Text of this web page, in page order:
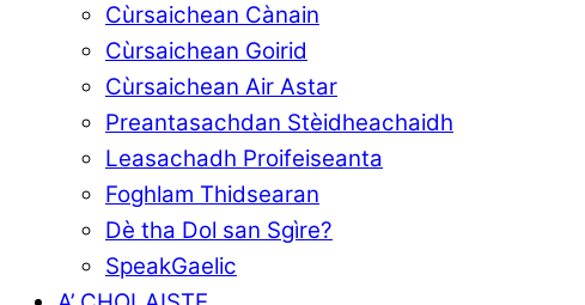
Cùrsaichean Cànain
Cùrsaichean Goirid
Cùrsaichean Air Astar
Preantasachdan Stèidheachaidh
Leasachadh Proifeiseanta
Foghlam Thidsearan
Dè tha Dol san Sgìre?
SpeakGaelic